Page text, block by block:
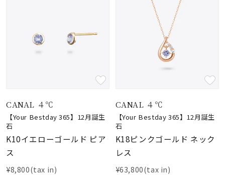
CANAL ４℃
【Your Bestday 365】12月誕生
石
K10イエローゴールド ピア
ス
¥8,800(tax in)
CANAL ４℃
【Your Bestday 365】12月誕生
石
K18ピンクゴールド ネック
レス
¥63,800(tax in)